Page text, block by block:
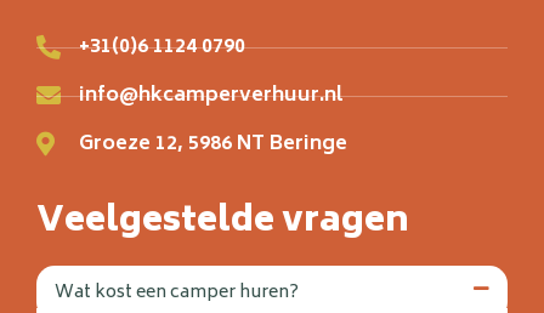
+31(0)6 1124 0790
info@hkcamperverhuur.nl
Groeze 12, 5986 NT Beringe
Veelgestelde vragen
Wat kost een camper huren?